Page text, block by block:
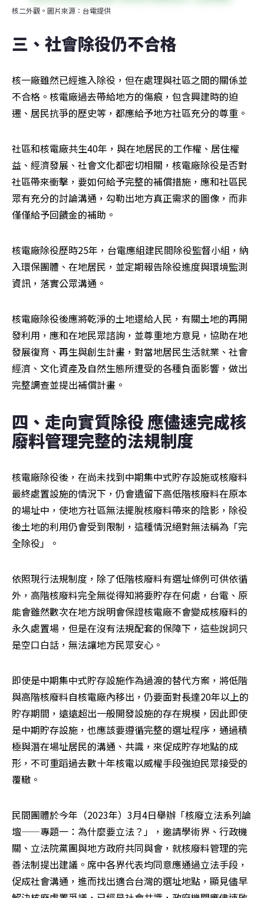
核二外觀。圖片來源：台電提供
三、社會除役仍不合格
核一廠雖然已經進入除役，但在處理與社區之間的關係並
不合格。核電廠過去帶給地方的傷痕，包含興建時的迫
遷、居民抗爭的歷史等，都應給予地方社區充分的尊重。
社區和核電廠共生40年，與在地居民的工作權、居住權
益、經濟發展、社會文化都密切相關，核電廠除役是否對
社區帶來衝擊，要如何給予完整的補償措施，應和社區民
眾有充分的討論溝通，勾勒出地方真正需求的圖像，而非
僅僅給予回饋金的補助。
核電廠除役歷時25年，台電應組建民間除役監督小組，納
入環保團體、在地居民，並定期報告除役進度與環境監測
資訊，落實公眾溝通。
核電廠除役後應將乾淨的土地還給人民，有關土地的再開
發利用，應和在地民眾諮詢，並尊重地方意見，協助在地
發展復育、再生與創生計畫，對當地居民生活就業、社會
經濟、文化資產及自然生態所遭受的各種負面影響，做出
完整調查並提出補償計畫。
四、走向實質除役 應儘速完成核
廢料管理完整的法規制度
核電廠除役後，在尚未找到中期集中式貯存設施或核廢料
最終處置設施的情況下，仍會遺留下高低階核廢料在原本
的場址中，使地方社區無法擺脫核廢料帶來的陰影，除役
後土地的利用仍會受到限制，這種情況絕對無法稱為「完
全除役」。
依照現行法規制度，除了低階核廢料有選址條例可供依循
外，高階核廢料完全無從得知將要貯存在何處，台電、原
能會雖然數次在地方說明會保證核電廠不會變成核廢料的
永久處置場，但是在沒有法規配套的保障下，這些說詞只
是空口白話，無法讓地方民眾安心。
即使是中期集中式貯存設施作為過渡的替代方案，將低階
與高階核廢料自核電廠內移出，仍要面對長達20年以上的
貯存期間，遠遠超出一般開發設施的存在規模，因此即使
是中期貯存設施，也應該要遵循完整的選址程序，通過積
極與潛在場址居民的溝通、共識，來促成貯存地點的成
形，不可重蹈過去數十年核電以威權手段強迫民眾接受的
覆轍。
民間團體於今年（2023年）3月4日舉辦「核廢立法系列論
壇——專題一：為什麼要立法？」，邀請學術界、行政機
關、立法院黨團與地方政府共同與會，就核廢料管理的完
善法制提出建議。席中各界代表均同意應通過立法手段，
促成社會溝通，進而找出適合台灣的選址地點，顯見儘早